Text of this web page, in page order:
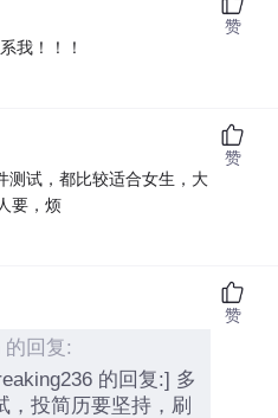
我！！！
赞
测试，都比较适合女生，大
要，烦
赞
回复:
的回复:] 多
，投简历要坚持，刷
赞